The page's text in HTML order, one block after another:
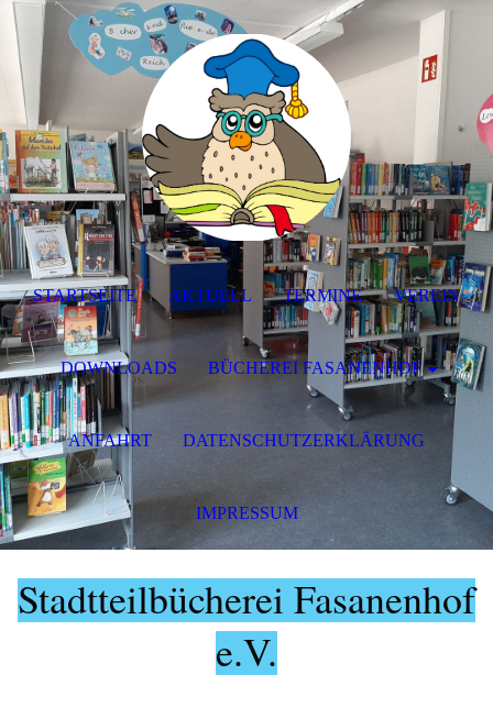
Stadtteilbücherei Fasanenhof
e.V.
STARTSEITE AKTUELL TERMINE VEREIN
DOWNLOADS BÜCHEREI FASANENHOF
ANFAHRT DATENSCHUTZERKLÄRUNG
IMPRESSUM